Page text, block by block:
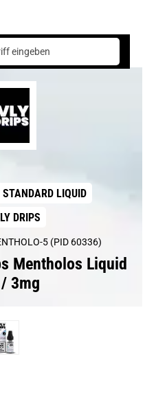
Lovly Drips Mentholos Liquid 10ml / 3mg
STANDARD LIQUID
DRIPS
5 (PID 60336)
Mentholos Liquid
3mg